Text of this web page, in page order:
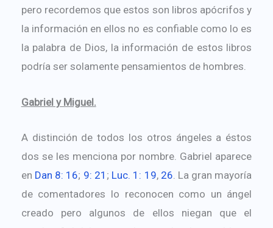
pero recordemos que estos son libros apócrifos y
la información en ellos no es confiable como lo es
la palabra de Dios, la información de estos libros
podría ser solamente pensamientos de hombres.
Gabriel y Miguel.
A distinción de todos los otros ángeles a éstos
dos se les menciona por nombre. Gabriel aparece
en Dan 8: 16; 9: 21 ; Luc. 1: 19, 26 . La gran mayoría
de comentadores lo reconocen como un ángel
creado pero algunos de ellos niegan que el